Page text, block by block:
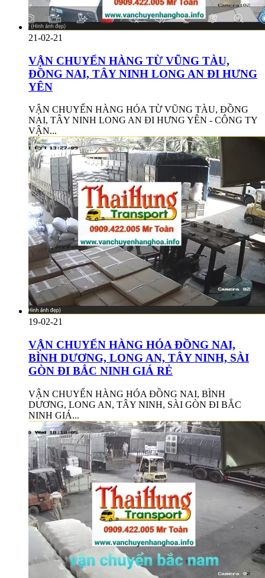
21-02-21
VẬN CHUYỂN HÀNG TỪ VŨNG TÀU,
ĐỒNG NAI, TÂY NINH LONG AN ĐI HƯNG
YÊN
VẬN CHUYỂN HÀNG HÓA TỪ VŨNG TÀU, ĐỒNG
NAI, TÂY NINH LONG AN ĐI HƯNG YÊN - CÔNG TY
VẬN...
19-02-21
VẬN CHUYỂN HÀNG HÓA ĐỒNG NAI,
BÌNH DƯƠNG, LONG AN, TÂY NINH, SÀI
GÒN ĐI BẮC NINH GIÁ RẺ
VẬN CHUYỂN HÀNG HÓA ĐỒNG NAI, BÌNH
DƯƠNG, LONG AN, TÂY NINH, SÀI GÒN ĐI BẮC
NINH GIÁ...